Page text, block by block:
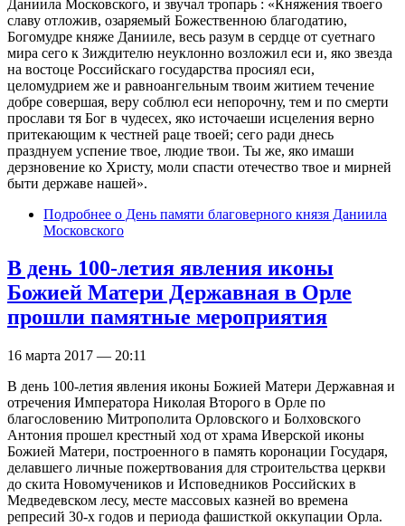
Даниила Московского, и звучал тропарь : «Княжения твоего
славу отложив, озаряемый Божественною благодатию,
Богомудре княже Данииле, весь разум в сердце от суетнаго
мира сего к Зиждителю неуклонно возложил еси и, яко звезда
на востоце Российскаго государства просиял еси,
целомудрием же и равноангельным твоим житием течение
добре совершая, веру соблюл еси непорочну, тем и по смерти
прослави тя Бог в чудесех, яко источаеши исцеления верно
притекающим к честней раце твоей; сего ради днесь
празднуем успение твое, людие твои. Ты же, яко имаши
дерзновение ко Христу, моли спасти отечество твое и мирней
быти державе нашей».
Подробнее о День памяти благоверного князя Даниила
Московского
В день 100-летия явления иконы
Божией Матери Державная в Орле
прошли памятные мероприятия
16 марта 2017 — 20:11
В день 100-летия явления иконы Божией Матери Державная и
отречения Императора Николая Второго в Орле по
благословению Митрополита Орловского и Болховского
Антония прошел крестный ход от храма Иверской иконы
Божией Матери, построенного в память коронации Государя,
делавшего личные пожертвования для строительства церкви
до скита Новомучеников и Исповедников Российских в
Медведевском лесу, месте массовых казней во времена
репресий 30-х годов и периода фашисткой оккупации Орла.